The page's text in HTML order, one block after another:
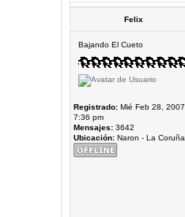
Felix
Bajando El Cueto
Registrado:Mié Feb 28, 2007
7:36 pm
Mensajes:3642
Ubicación:Naron - La Coruña